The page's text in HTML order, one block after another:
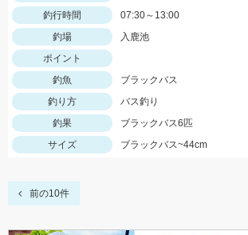
釣行時間
07:30～13:00
釣場
入鹿池
ポイント
釣魚
ブラックバス
釣り方
バス釣り
釣果
ブラックバス6匹
サイズ
ブラックバス~44cm
前の10件